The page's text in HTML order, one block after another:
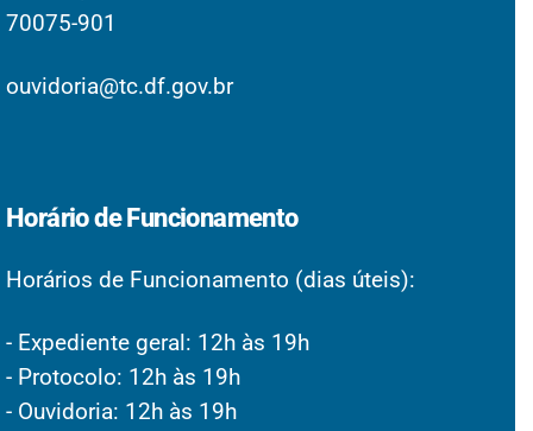
70075-901
ouvidoria@tc.df.gov.br
Horário de Funcionamento
Horários de Funcionamento (dias úteis):
- Expediente geral: 12h às 19h
- Protocolo: 12h às 19h
- Ouvidoria: 12h às 19h